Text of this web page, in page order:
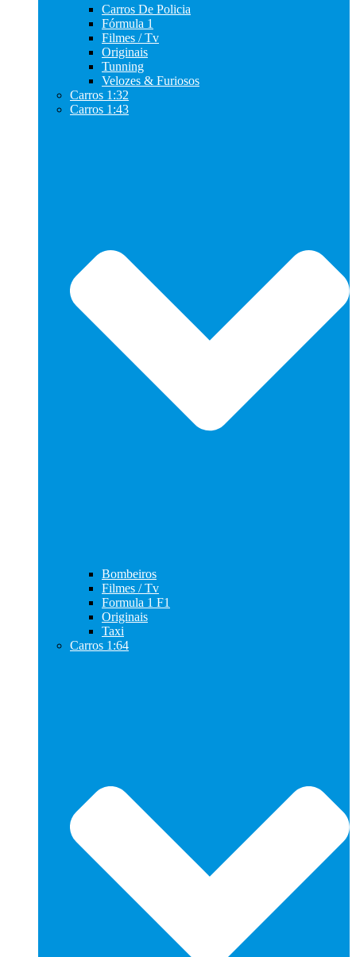
Carros De Policia
Fórmula 1
Filmes / Tv
Originais
Tunning
Velozes & Furiosos
Carros 1:32
Carros 1:43
Bombeiros
Filmes / Tv
Formula 1 F1
Originais
Taxi
Carros 1:64